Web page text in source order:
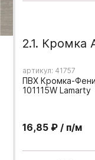
2.1. Кромка
артикул: 41757
ПВХ Кромка-
101115W Lamarty
16,85 ₽ / п/м